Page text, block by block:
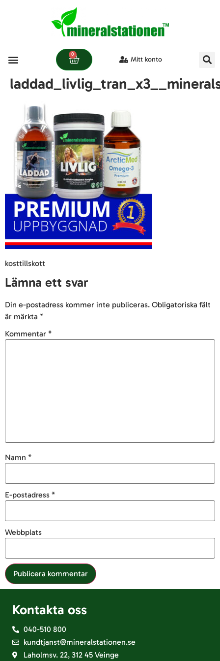
0
Mitt konto
kosttillskott
Lämna ett svar
Din e-postadress kommer inte publiceras. Obligatoriska fält
är märkta *
Kommentar *
Namn *
E-postadress *
Webbplats
Kontakta oss
040-510 800
kundtjanst@mineralstationen.se
Laholmsv. 22, 312 45 Veinge